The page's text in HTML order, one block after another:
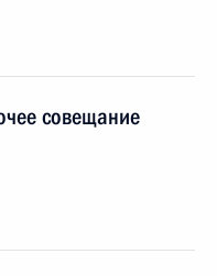
совещание